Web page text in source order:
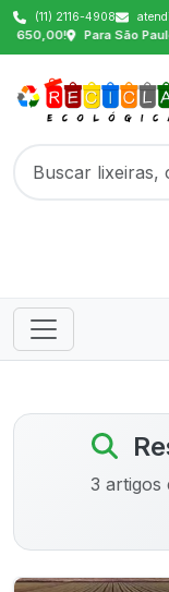
(11) 2116-4908
Para São Paulo
3 artigos